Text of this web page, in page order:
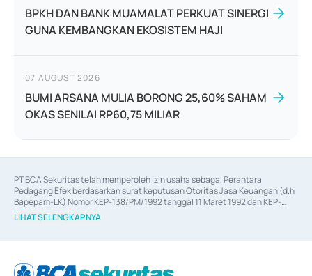
BPKH DAN BANK MUAMALAT PERKUAT SINERGI
GUNA KEMBANGKAN EKOSISTEM HAJI
07 AUGUST 2026
BUMI ARSANA MULIA BORONG 25,60% SAHAM
OKAS SENILAI RP60,75 MILIAR
PT BCA Sekuritas telah memperoleh izin usaha sebagai Perantara
Pedagang Efek berdasarkan surat keputusan Otoritas Jasa Keuangan (d.h
Bapepam-LK) Nomor KEP-138/PM/1992 tanggal 11 Maret 1992 dan KEP-
06/D.04/2014 tanggal 28 Februari 2014, izin usaha sebagai Penjamin Emisi
Efek berdasarkan surat keputusan Otoritas Jasa Keuangan Nomor KEP-
berdasarkan surat keputusan Otoritas Jasa Keuangan Nomor S-
LIHAT SELENGKAPNYA